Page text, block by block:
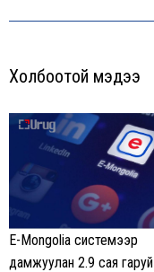
Холбоотой мэдээ
E-Mongolia системээр
дамжуулан 2.9 сая гаруй